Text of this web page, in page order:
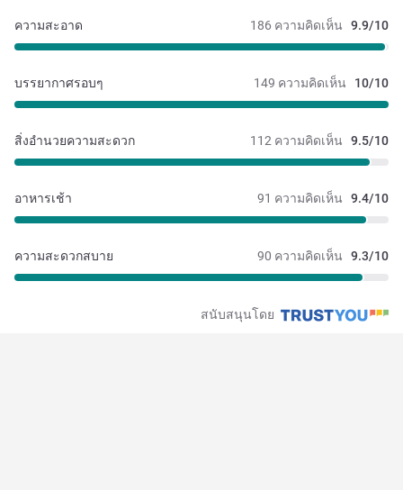
186 ความคิดเห็น 9.9/10
ความสะอาด
149 ความคิดเห็น 10/10
บรรยากาศรอบๆ
112 ความคิดเห็น 9.5/10
สิ่งอำนวยความสะดวก
91 ความคิดเห็น 9.4/10
อาหารเช้า
90 ความคิดเห็น 9.3/10
ความสะดวกสบาย
สนับสนุนโดย